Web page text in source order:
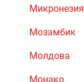
Микронезия
Мозамбик
Молдова
Монако